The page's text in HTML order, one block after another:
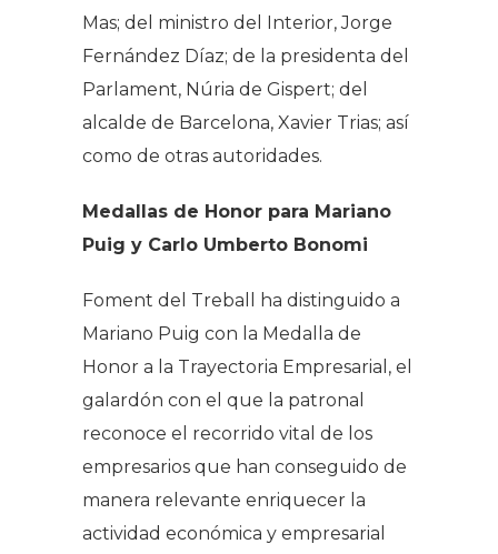
Mas; del ministro del Interior, Jorge
Fernández Díaz; de la presidenta del
Parlament, Núria de Gispert; del
alcalde de Barcelona, Xavier Trias; así
como de otras autoridades.
Medallas de Honor para Mariano
Puig y Carlo Umberto Bonomi
Foment del Treball ha distinguido a
Mariano Puig con la Medalla de
Honor a la Trayectoria Empresarial, el
galardón con el que la patronal
reconoce el recorrido vital de los
empresarios que han conseguido de
manera relevante enriquecer la
actividad económica y empresarial